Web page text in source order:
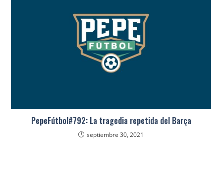
PepeFútbol#792: La tragedia repetida del Barça
septiembre 30, 2021